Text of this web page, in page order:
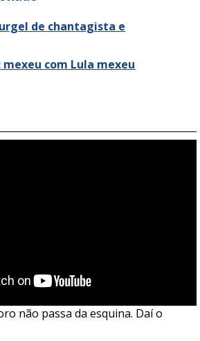
de chantagista e
mexeu com Lula mexeu
não passa da esquina. Daí o